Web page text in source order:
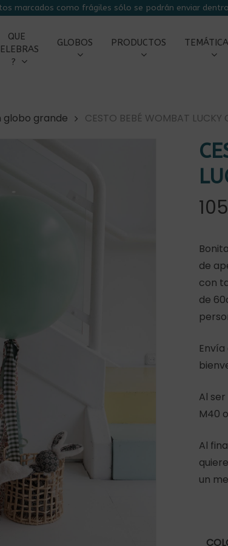
marcados como frágiles sólo se podrán enviar
QUE
?
GLOBOS PRODUCTOS
globo grande CESTO BEBÉ WOMBAT LUCKY
de
con
de
Al
M40
Al
un